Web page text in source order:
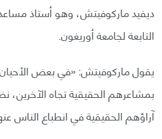
ديفيد ماركوفيتش، وهو أستاذ
التابعة لجامعة أوريغون.
يقول ماركوفيتش: «في بعض
بمشاعرهم الحقيقية تجاه الآخرين،
آراؤهم الحقيقية في انطباع الناس